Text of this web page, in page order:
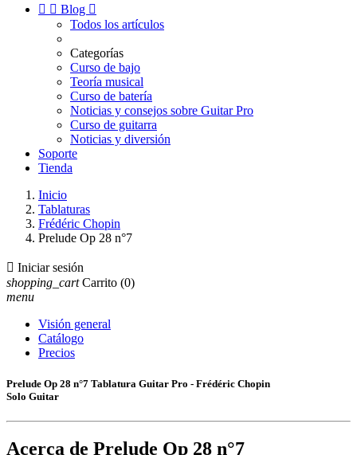
  Blog 
Todos los artículos
Categorías
Curso de bajo
Teoría musical
Curso de batería
Noticias y consejos sobre Guitar Pro
Curso de guitarra
Noticias y diversión
Soporte
Tienda
Inicio
Tablaturas
Frédéric Chopin
Prelude Op 28 n°7
 Iniciar sesión
shopping_cart Carrito (0)
menu
Visión general
Catálogo
Precios
Prelude Op 28 n°7 Tablatura Guitar Pro - Frédéric Chopin
Solo Guitar
Acerca de Prelude Op 28 n°7